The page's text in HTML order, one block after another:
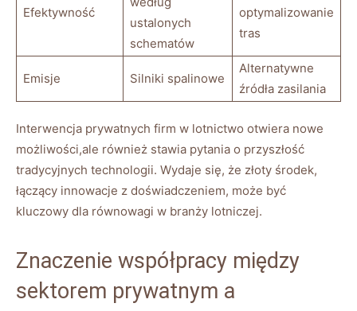
Efektywność
ustalonych
schematów
optymalizowanie
tras
Emisje Silniki spalinowe
Alternatywne
źródła zasilania
Interwencja prywatnych firm w lotnictwo otwiera nowe
możliwości,ale również stawia pytania o przyszłość
tradycyjnych technologii. Wydaje się, że złoty środek,
łączący innowacje z doświadczeniem, może być
kluczowy dla równowagi w branży lotniczej.
Znaczenie współpracy między
sektorem prywatnym a